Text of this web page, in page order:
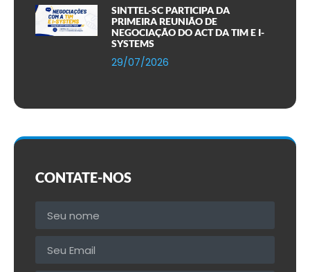
SINTTEL-SC PARTICIPA DA
PRIMEIRA REUNIÃO DE
NEGOCIAÇÃO DO ACT DA TIM E I-
SYSTEMS
29/07/2026
CONTATE-NOS